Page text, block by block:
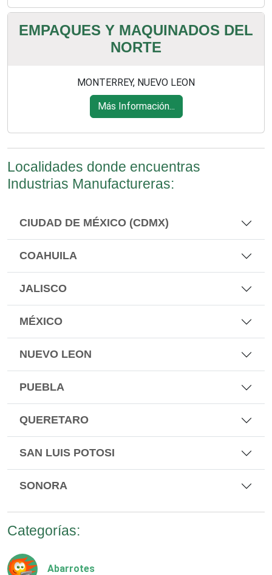
EMPAQUES Y MAQUINADOS DEL
NORTE
MONTERREY, NUEVO LEON
Más Información...
Localidades donde encuentras
Industrias Manufactureras:
CIUDAD DE MÉXICO (CDMX)
COAHUILA
JALISCO
MÉXICO
NUEVO LEON
PUEBLA
QUERETARO
SAN LUIS POTOSI
SONORA
Categorías:
Abarrotes